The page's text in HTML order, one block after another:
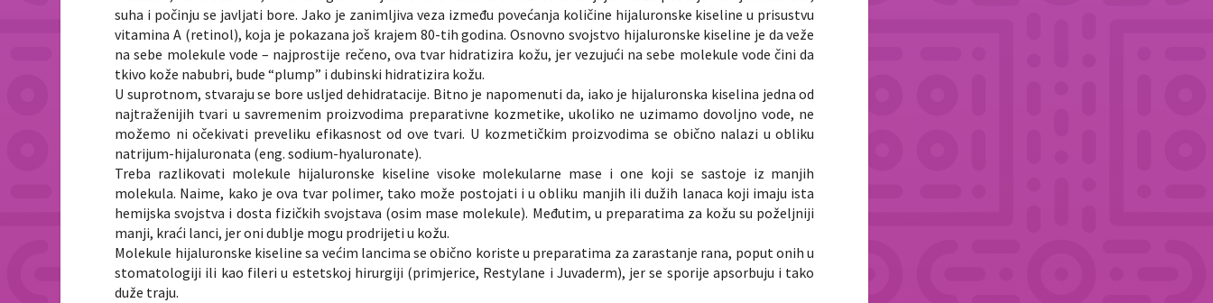
suha i počinju se javljati bore. Jako je zanimljiva veza između povećanja količine hijaluronske kiseline u prisustvu
vitamina A (retinol), koja je pokazana još krajem 80-tih godina. Osnovno svojstvo hijaluronske kiseline je da veže
na sebe molekule vode – najprostije rečeno, ova tvar hidratizira kožu, jer vezujući na sebe molekule vode čini da
tkivo kože nabubri, bude “plump” i dubinski hidratizira kožu.
U suprotnom, stvaraju se bore usljed dehidratacije. Bitno je napomenuti da, iako je hijaluronska kiselina jedna od
najtraženijih tvari u savremenim proizvodima preparativne kozmetike, ukoliko ne uzimamo dovoljno vode, ne
možemo ni očekivati preveliku efikasnost od ove tvari. U kozmetičkim proizvodima se obično nalazi u obliku
natrijum-hijaluronata (eng. sodium-hyaluronate).
Treba razlikovati molekule hijaluronske kiseline visoke molekularne mase i one koji se sastoje iz manjih
molekula. Naime, kako je ova tvar polimer, tako može postojati i u obliku manjih ili dužih lanaca koji imaju ista
hemijska svojstva i dosta fizičkih svojstava (osim mase molekule). Međutim, u preparatima za kožu su poželjniji
manji, kraći lanci, jer oni dublje mogu prodrijeti u kožu.
Molekule hijaluronske kiseline sa većim lancima se obično koriste u preparatima za zarastanje rana, poput onih u
stomatologiji ili kao fileri u estetskoj hirurgiji (primjerice, Restylane i Juvaderm), jer se sporije apsorbuju i tako
duže traju.